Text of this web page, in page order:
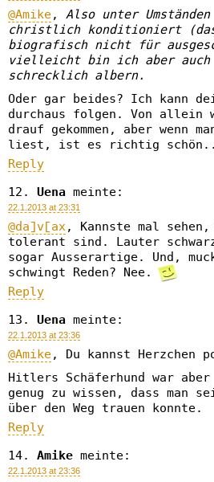
@Amike, Also unter
christlich konditioniert
biografisch nicht für
vielleicht bin ich aber auch
schrecklich albern.
Oder gar beides? Ich kann
durchaus folgen. Von
drauf gekommen, aber wenn
liest, ist es richtig
Reply
Uena meinte:
22.1.2013 at 23:31
@da]v[ax, Kannste mal sehen,
tolerant sind. Lauter
sogar Ausserartige. Und,
schwingt Reden? Nee.
Reply
Uena meinte:
22.1.2013 at 23:36
@Amike, Du kannst Herzchen
Hitlers Schäferhund war aber
genug zu wissen, dass man
über den Weg trauen konnte.
Reply
Amike meinte:
22.1.2013 at 23:36